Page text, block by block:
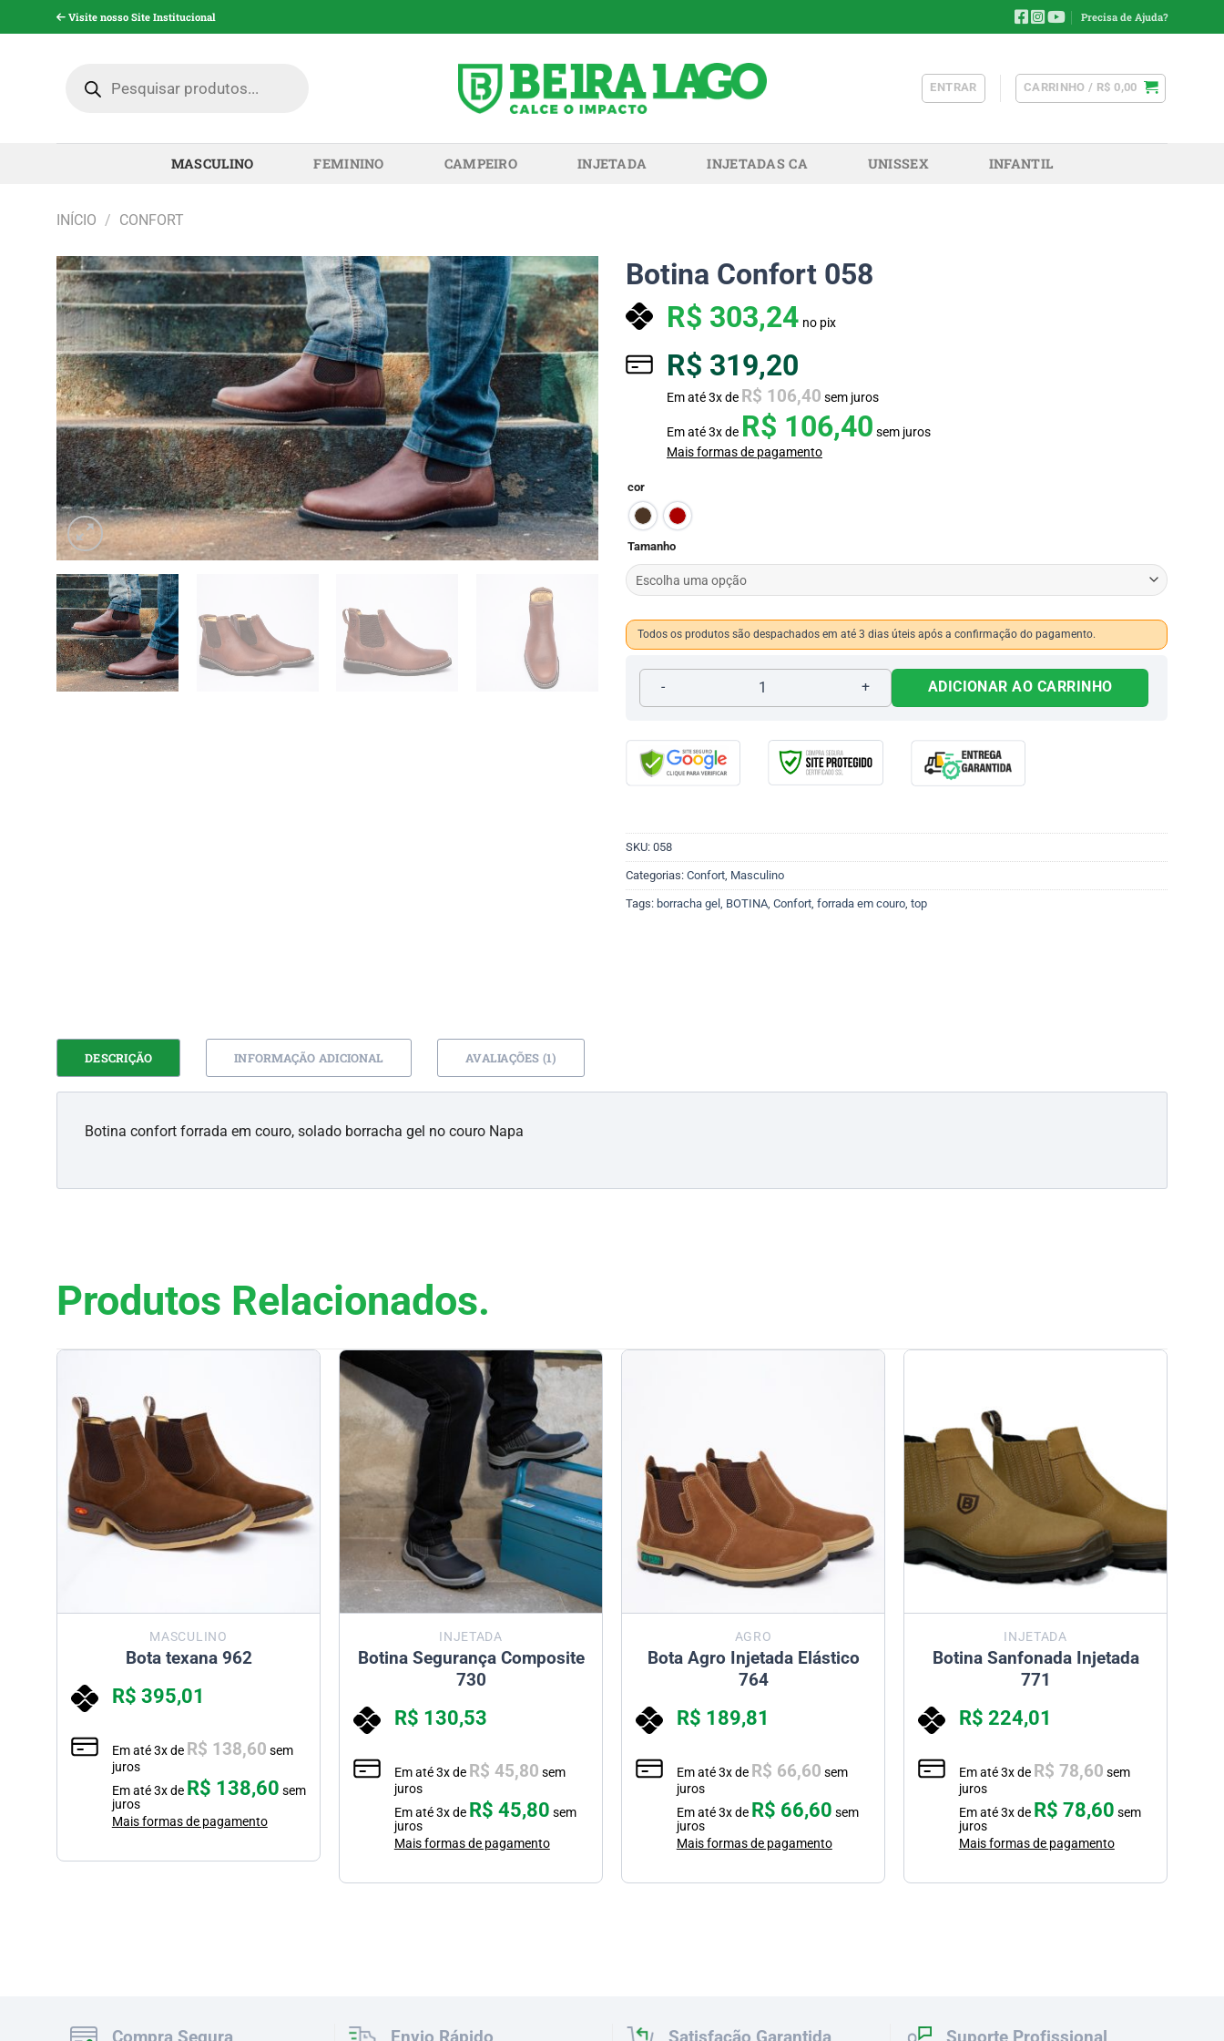
para
Visite nosso Site Institucional Precisa de Ajuda?
produtos
ENTRAR CARRINHO / R$ 0,00
MASCULINO FEMININO CAMPEIRO INJETADA INJETADAS CA UNISSEX INFANTIL
INÍCIO / CONFORT
Botina Confort 058
R$ 303,24 no pix
R$ 319,20
Em até3x de R$ 106,40 sem juros
Em até3x de R$ 106,40 sem juros
Mais formas de pagamento
cor
Tamanho
Todos os produtos são despachados em até 3 dias úteis após a confirmação do pagamento.
Botina Confort 058 quantidade
ADICIONAR AO CARRINHO
SKU: 058
Categorias: Confort Masculino
Tags: borracha gel BOTINA Confort forrada em couro top
DESCRIÇÃO INFORMAÇÃO ADICIONAL AVALIAÇÕES (1)
Botina confort forrada em couro, solado borracha gel no couro Napa
Produtos Relacionados.
MASCULINO
Bota texana 962
R$ 395,01
Em até3x de R$ 138,60 sem
juros
Em até3x de R$ 138,60 sem
juros
Mais formas de pagamento
INJETADA
Botina Segurança Composite
730
R$ 130,53
Em até3x de R$ 45,80 sem
juros
Em até3x de R$ 45,80 sem
juros
Mais formas de pagamento
AGRO
Bota Agro Injetada Elástico
764
R$ 189,81
Em até3x de R$ 66,60 sem
juros
Em até3x de R$ 66,60 sem
juros
Mais formas de pagamento
INJETADA
Botina Sanfonada Injetada
771
R$ 224,01
Em até3x de R$ 78,60 sem
juros
Em até3x de R$ 78,60 sem
juros
Mais formas de pagamento
Compra Segura Envio Rápido Satisfação Garantida Suporte Profissional